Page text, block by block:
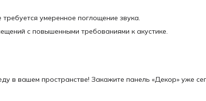
умеренное поглощение звука.
с повышенными требованиями к акустике.
в вашем пространстве! Закажите панель «Декор» уже